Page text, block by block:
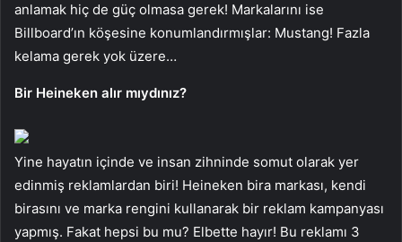
anlamak hiç de güç olmasa gerek! Markalarını ise
Billboard’ın köşesine konumlandırmışlar: Mustang! Fazla
kelama gerek yok üzere…
Bir Heineken alır mıydınız?
Yine hayatın içinde ve insan zihninde somut olarak yer
edinmiş reklamlardan biri! Heineken bira markası, kendi
birasını ve marka rengini kullanarak bir reklam kampanyası
yapmış. Fakat hepsi bu mu? Elbette hayır! Bu reklamı 3